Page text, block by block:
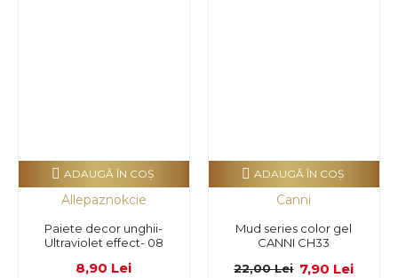
Allepaznokcie
Paiete decor unghii-
Ultraviolet effect- 08
8,90 Lei
ADAUGĂ ÎN COŞ
Canni
Mud series color gel
CANNI CH33
7,90 Lei
22,00 Lei
ADAUGĂ ÎN COŞ